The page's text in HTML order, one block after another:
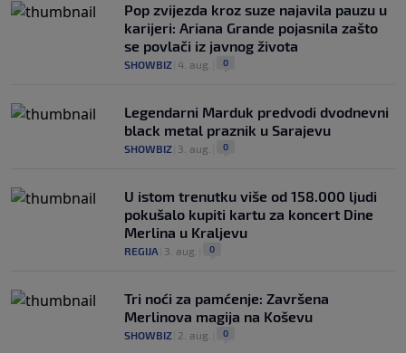
Pop zvijezda kroz suze najavila pauzu u
karijeri: Ariana Grande pojasnila zašto
se povlači iz javnog života
SHOWBIZ 4. aug. 0
Legendarni Marduk predvodi dvodnevni
black metal praznik u Sarajevu
SHOWBIZ 3. aug. 0
U istom trenutku više od 158.000 ljudi
pokušalo kupiti kartu za koncert Dine
Merlina u Kraljevu
REGIJA 3. aug. 0
Tri noći za pamćenje: Završena
Merlinova magija na Koševu
SHOWBIZ 2. aug. 0